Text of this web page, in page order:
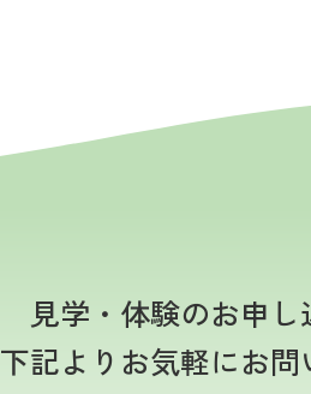
見学・体験のお申
下記よりお気軽にお